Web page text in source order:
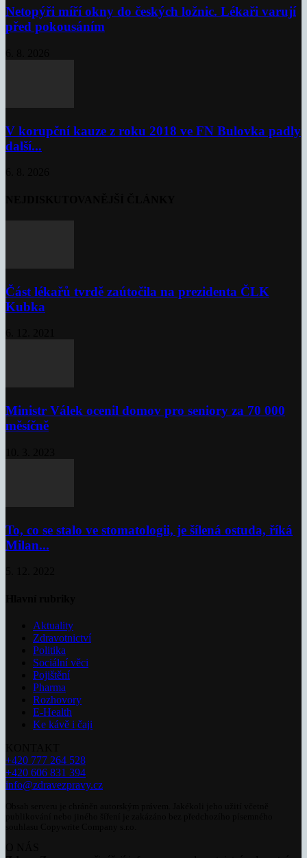
Netopýři míří okny do českých ložnic. Lékaři varují
před pokousáním
V korupční kauze z roku 2018 ve FN Bulovka padly
další...
Část lékařů tvrdě zaútočila na prezidenta ČLK
Kubka
Ministr Válek ocenil domov pro seniory za 70 000
měsíčně
To, co se stalo ve stomatologii, je šílená ostuda, říká
Milan...
Aktuality
Zdravotnictví
Politika
Sociální věci
Pojištění
Pharma
Rozhovory
E-Health
Ke kávě i čaji
+420 777 264 528
+420 606 831 394
info@zdravezpravy.cz